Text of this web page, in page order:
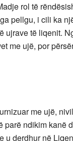
rol të
pellgu, i cili ka
ujrave të liqenit.
me ujë, por
me ujë,
parë ndikim kanë
u derdhur në